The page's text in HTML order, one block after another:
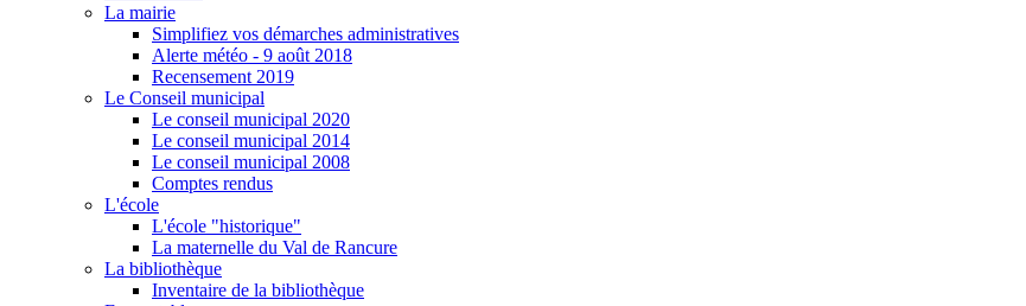
La mairie
Simplifiez vos démarches administratives
Alerte météo - 9 août 2018
Recensement 2019
Le Conseil municipal
Le conseil municipal 2020
Le conseil municipal 2014
Le conseil municipal 2008
Comptes rendus
L'école
L'école "historique"
La maternelle du Val de Rancure
La bibliothèque
Inventaire de la bibliothèque